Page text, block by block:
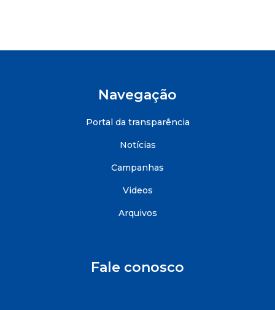
Navegação
Portal da transparência
Notícias
Campanhas
Videos
Arquivos
Fale conosco